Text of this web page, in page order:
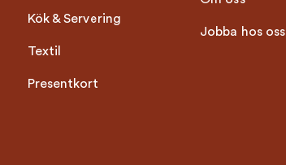
Kök & Servering
Textil
Presentkort
Jobba hos oss